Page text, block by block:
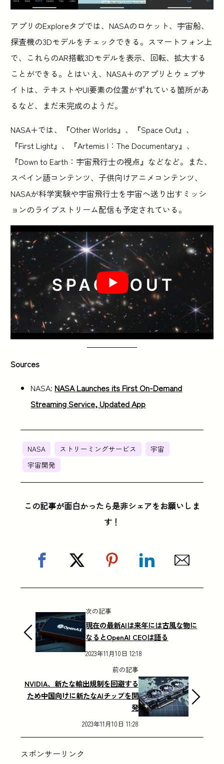
アプリのExploreタブでは、NASAのロケット、宇宙船、
探査機の3Dモデルをチェックできる。スマートフォン上
で、これらのAR搭載3Dモデルを表示、回転、拡大する
ことができる。とはいえ、NASA+のアプリとウェブサ
イトは、テキストやUI要素の位置がずれている箇所があ
るなど、まだ未完成のようだ。
NASA+では、『Other Worlds』、『Space Out』、
『First Light』、『Artemis I：The Documentary』、
『Down to Earth：宇宙飛行士の視点』などなど。また、
スペイン語コンテンツ、子供向けアニメコンテンツ、
NASAが科学実験や宇宙飛行士を宇宙へ送り出すミッシ
ョンのライブストリーム配信も予定されている。
Sources
NASA: NASA Launches its First On-Demand
Streaming Service, Updated App
NASA ストリーミングサービス
宇宙
宇宙開発
この記事が面白かったら是非シェアをお願いしま
す！
次の記事
現在の最新AIは来年には古風な物に
なるとOpenAI CEOは語る
2023年11月10日 12:18
前の記事
NVIDIA、新たな輸出規制を回避する
ため中国向けに新たなAIチップを開
発
2023年11月10日 11:28
スポンサーリンク